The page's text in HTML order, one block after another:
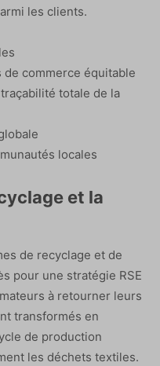
les clients.
de commerce équitable
totale de la
locales
et la
de recyclage et de
pour une stratégie RSE
à retourner leurs
transformés en
de production
les déchets textiles.